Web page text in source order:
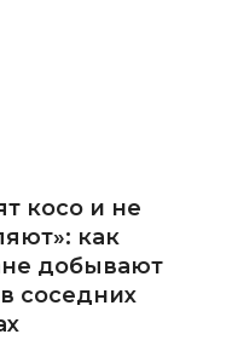
косо и не
как
добывают
соседних